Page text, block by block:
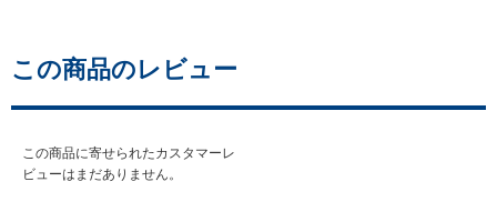
この商品のレビュー
この商品に寄せられたカスタマーレ
ビューはまだありません。